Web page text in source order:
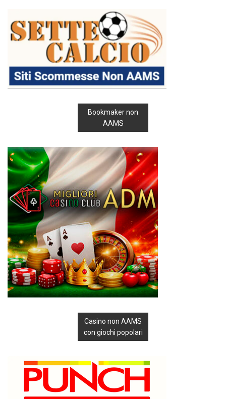
Bookmaker non
AAMS
Casino non AAMS
con giochi popolari